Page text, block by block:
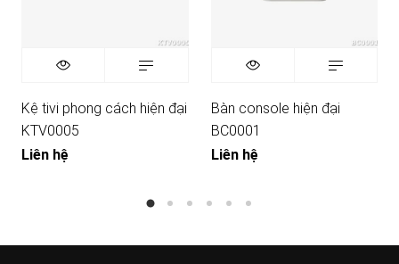
Kệ tivi phong cách hiện đại
KTV0005
Liên hệ
Bàn console hiện đại
BC0001
Liên hệ